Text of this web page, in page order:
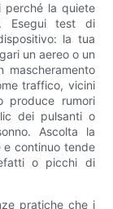
perché la quiete
Esegui test di
la tua
un aereo o un
mascheramento
traffico, vicini
produce rumori
dei pulsanti o
Ascolta la
e continuo tende
o picchi di
pratiche che i